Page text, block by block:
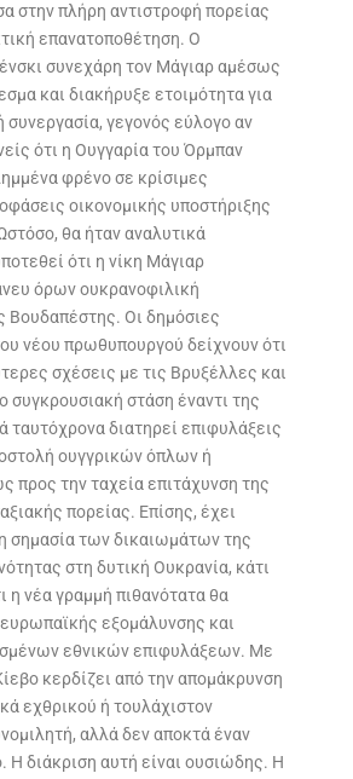
στην πλήρη αντιστροφή πορείας
επανατοποθέτηση. Ο
συνεχάρη τον Μάγιαρ αμέσως
και διακήρυξε ετοιμότητα για
συνεργασία, γεγονός εύλογο αν
ότι η Ουγγαρία του Όρμπαν
φρένο σε κρίσιμες
οικονομικής υποστήριξης
θα ήταν αναλυτικά
ότι η νίκη Μάγιαρ
όρων ουκρανοφιλική
Βουδαπέστης. Οι δημόσιες
νέου πρωθυπουργού δείχνουν ότι
σχέσεις με τις Βρυξέλλες και
συγκρουσιακή στάση έναντι της
ταυτόχρονα διατηρεί επιφυλάξεις
ουγγρικών όπλων ή
προς την ταχεία επιτάχυνση της
πορείας. Επίσης, έχει
σημασία των δικαιωμάτων της
στη δυτική Ουκρανία, κάτι
η νέα γραμμή πιθανότατα θα
ευρωπαϊκής εξομάλυνσης και
εθνικών επιφυλάξεων. Με
κερδίζει από την απομάκρυνση
εχθρικού ή τουλάχιστον
αλλά δεν αποκτά έναν
Η διάκριση αυτή είναι ουσιώδης. Η